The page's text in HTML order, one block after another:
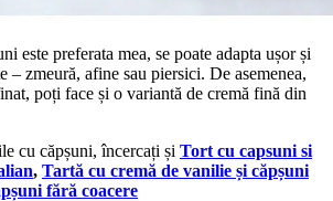
este preferata mea, se poate adapta ușor și
– zmeură, afine sau piersici. De asemenea,
poți face și o variantă de cremă fină din
cu căpșuni, încercați și Tort cu capsuni si
, Tartă cu cremă de vanilie și căpșuni
fără coacere